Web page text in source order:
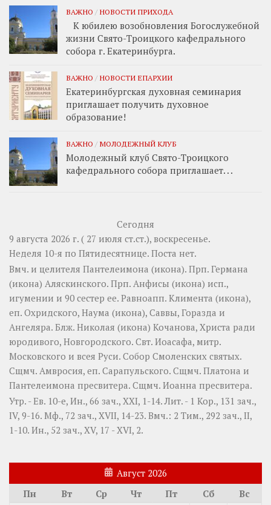
ВАЖНО / НОВОСТИ ПРИХОДА
К юбилею возобновления Богослужебной
жизни Свято-Троицкого кафедрального
собора г. Екатеринбурга.
ВАЖНО / НОВОСТИ ЕПАРХИИ
Екатеринбургская духовная семинария
приглашает получить духовное
образование!
ВАЖНО / МОЛОДЕЖНЫЙ КЛУБ
Молодежный клуб Свято-Троицкого
кафедрального собора приглашает. . .
Сегодня
9 августа 2026 г. ( 27 июля ст.ст.), воскресенье.
Неделя 10-я по Пятидесятнице. Поста нет.
Вмч. и целителя Пантелеимона (икона). Прп. Германа
(икона) Аляскинского. Прп. Анфисы (икона) исп.,
игумении и 90 сестер ее. Равноапп. Климента (икона),
еп. Охридского, Наума (икона), Саввы, Горазда и
Ангеляра. Блж. Николая (икона) Кочанова, Христа ради
юродивого, Новгородского. Свт. Иоасафа, митр.
Московского и всея Руси. Собор Смоленских святых.
Сщмч. Амвросия, еп. Сарапульского. Сщмч. Платона и
Пантелеимона пресвитера. Сщмч. Иоанна пресвитера.
Утр. - Ев. 10-е, Ин., 66 зач., XXI, 1-14.Лит. - 1 Кор., 131 зач.,
IV, 9-16. Мф., 72 зач., XVII, 14-23. Вмч.: 2 Тим., 292 зач., II,
1-10. Ин., 52 зач., XV, 17 - XVI, 2.
Август 2026
Пн
Вт Ср Чт Пт Сб
Вс